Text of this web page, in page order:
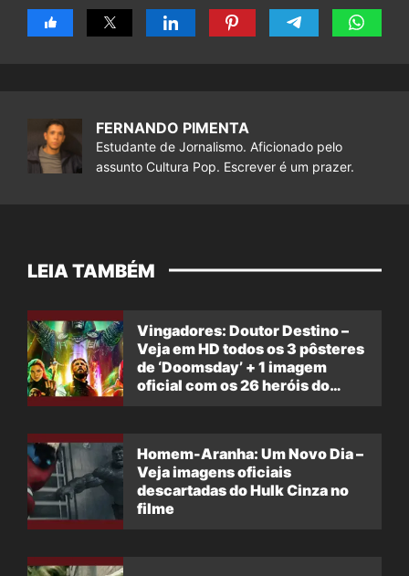
FERNANDO PIMENTA
Estudante de Jornalismo. Aficionado pelo
assunto Cultura Pop. Escrever é um prazer.
LEIA TAMBÉM
Vingadores: Doutor Destino –
Veja em HD todos os 3 pôsteres
de ‘Doomsday’ + 1 imagem
oficial com os 26 heróis do
Homem-Aranha: Um Novo Dia –
Veja imagens oficiais
descartadas do Hulk Cinza no
filme